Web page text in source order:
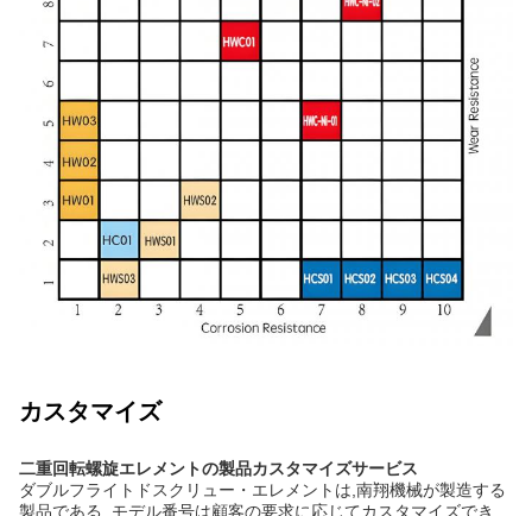
カスタマイズ
二重回転螺旋エレメントの製品カスタマイズサービス
ダブルフライトドスクリュー・エレメントは,南翔機械が製造する
製品である. モデル番号は顧客の要求に応じてカスタマイズでき